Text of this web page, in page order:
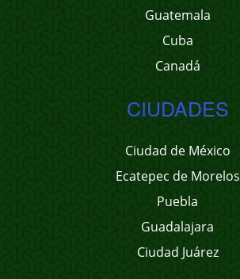
Guatemala
Cuba
Canadá
CIUDADES
Ciudad de México
Ecatepec de Morelos
Puebla
Guadalajara
Ciudad Juárez